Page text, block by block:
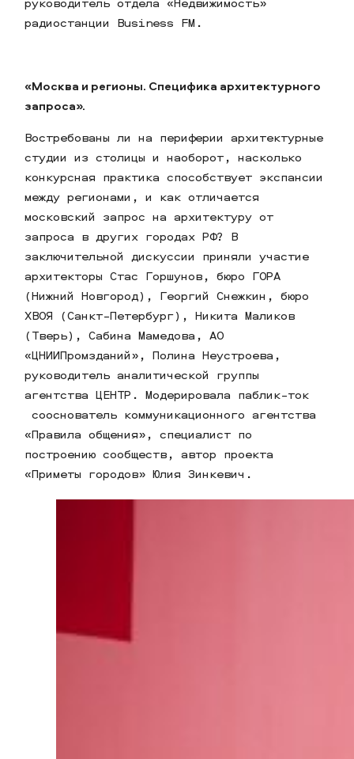
радиостанции Business FM.
«Москва и регионы. Специфика архитектурного
запроса».
Востребованы ли на периферии архитектурные
студии из столицы и наоборот, насколько
конкурсная практика способствует экспансии
между регионами, и как отличается
московский запрос на архитектуру от
запроса в других городах РФ? В
заключительной дискуссии приняли участие
архитекторы Стас Горшунов, бюро ГОРА
(Нижний Новгород), Георгий Снежкин, бюро
ХВОЯ (Санкт-Петербург), Никита Маликов
(Тверь), Сабина Мамедова, АО
«ЦНИИПромзданий», Полина Неустроева,
руководитель аналитической группы
агентства ЦЕНТР. Модерировала паблик-ток
сооснователь коммуникационного агентства
«Правила общения», специалист по
построению сообществ, автор проекта
«Приметы городов» Юлия Зинкевич.